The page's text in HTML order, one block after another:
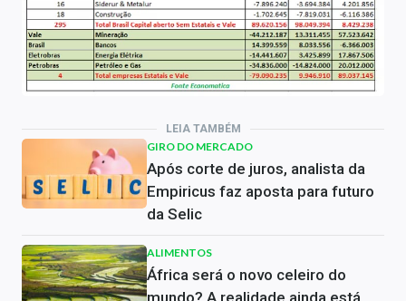
LEIA TAMBÉM
GIRO DO MERCADO
Após corte de juros, analista da
Empiricus faz aposta para futuro
da Selic
ALIMENTOS
África será o novo celeiro do